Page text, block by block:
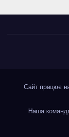
Сайт працює
Наша